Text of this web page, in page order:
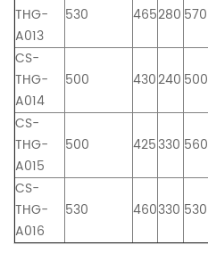
THG-
A013
530 465280 570
CS-
THG-
A014
500 430240 500
CS-
THG-
A015
500 425330 560
CS-
THG-
A016
530 460330 530